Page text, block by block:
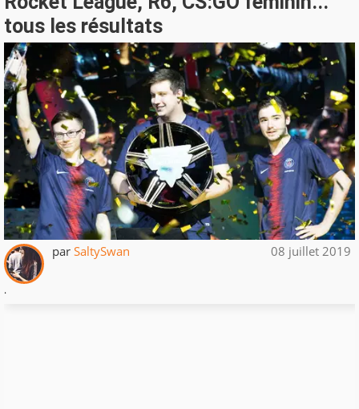
tous les résultats
par SaltySwan 08 juillet 2019
.